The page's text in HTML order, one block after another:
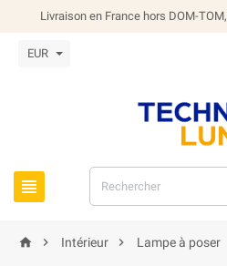
Livraison en France hors DOM-TOM,
EUR

  Intérieur  Lampe à poser